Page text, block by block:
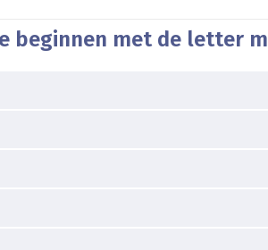
beginnen met de letter m